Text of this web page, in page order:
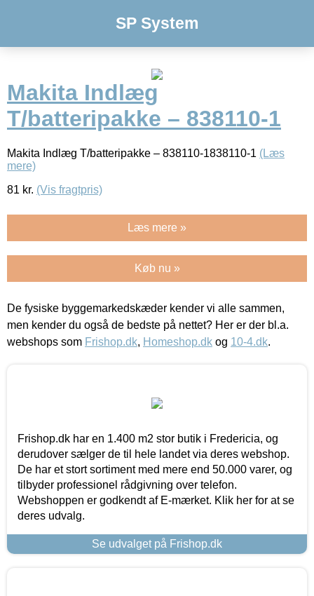
SP System
Makita Indlæg
T/batteripakke – 838110-1
Makita Indlæg T/batteripakke – 838110-1838110-1 (Læs
mere)
81 kr. (Vis fragtpris)
Læs mere »
Køb nu »
De fysiske byggemarkedskæder kender vi alle sammen,
men kender du også de bedste på nettet? Her er der bl.a.
webshops som Frishop.dk, Homeshop.dk og 10-4.dk.
Frishop.dk har en 1.400 m2 stor butik i Fredericia, og
derudover sælger de til hele landet via deres webshop.
De har et stort sortiment med mere end 50.000 varer, og
tilbyder professionel rådgivning over telefon.
Webshoppen er godkendt af E-mærket. Klik her for at se
deres udvalg.
Se udvalget på Frishop.dk